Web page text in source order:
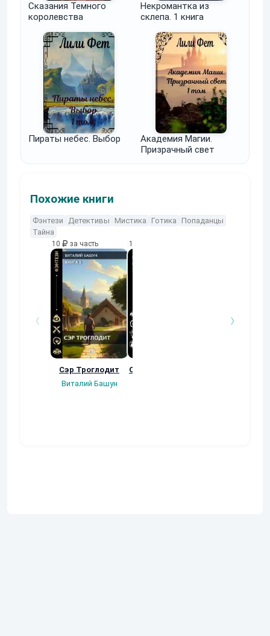
Сказания Темного
королевства
Некромантка из
склепа. 1 книга
Пираты небес. Выбор
Академия Магии.
Призрачный свет
Похожие книги
Фэнтези Детективы Мистика Готика
Попаданцы
Тайна
10 за часть
Сэр Троглодит
Виталий Башун
10
Осколки прошлого